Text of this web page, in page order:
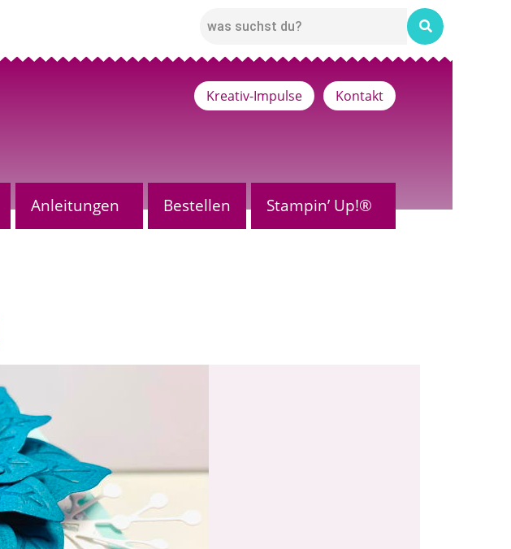
Kreativ-Impulse Kontakt
Anleitungen Bestellen Stampin’ Up!®